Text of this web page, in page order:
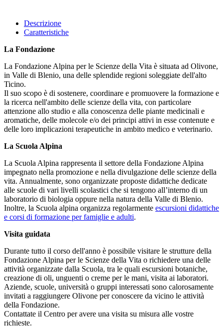
Descrizione
Caratteristiche
La Fondazione
La Fondazione Alpina per le Scienze della Vita è situata ad Olivone,
in Valle di Blenio, una delle splendide regioni soleggiate dell'alto
Ticino.
Il suo scopo è di sostenere, coordinare e promuovere la formazione e
la ricerca nell'ambito delle scienze della vita, con particolare
attenzione allo studio e alla conoscenza delle piante medicinali e
aromatiche, delle molecole e/o dei principi attivi in esse contenute e
delle loro implicazioni terapeutiche in ambito medico e veterinario.
La Scuola Alpina
La Scuola Alpina rappresenta il settore della Fondazione Alpina
impegnato nella promozione e nella divulgazione delle scienze della
vita. Annualmente, sono organizzate proposte didattiche dedicate
alle scuole di vari livelli scolastici che si tengono all’interno di un
laboratorio di biologia oppure nella natura della Valle di Blenio.
Inoltre, la Scuola alpina organizza regolarmente escursioni didattiche
e corsi di formazione per famiglie e adulti.
Visita guidata
Durante tutto il corso dell'anno è possibile visitare le strutture della
Fondazione Alpina per le Scienze della Vita o richiedere una delle
attività organizzate dalla Scuola, tra le quali escursioni botaniche,
creazione di oli, unguenti o creme per le mani, visita ai laboratori.
Aziende, scuole, università o gruppi interessati sono calorosamente
invitati a raggiungere Olivone per conoscere da vicino le attività
della Fondazione.
Contattate il Centro per avere una visita su misura alle vostre
richieste.